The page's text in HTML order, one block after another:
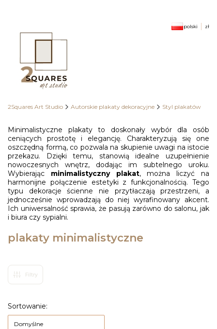
polski zł
2Squares Art Studio Autorskie plakaty dekoracyjne Styl plakatów
Minimalistyczne plakaty to doskonały wybór dla osób
ceniących prostotę i elegancję. Charakteryzują się one
oszczędną formą, co pozwala na skupienie uwagi na istocie
przekazu. Dzięki temu, stanowią idealne uzupełnienie
nowoczesnych wnętrz, dodając im subtelnego uroku.
Wybierając minimalistyczny plakat, można liczyć na
harmonijne połączenie estetyki z funkcjonalnością. Tego
typu dekoracje ścienne nie przytłaczają przestrzeni, a
jednocześnie wprowadzają do niej wyrafinowany akcent.
Ich uniwersalność sprawia, że pasują zarówno do salonu, jak
i biura czy sypialni.
plakaty minimalistyczne
Filtry
Lista produktów
Sortowanie:
Domyślne